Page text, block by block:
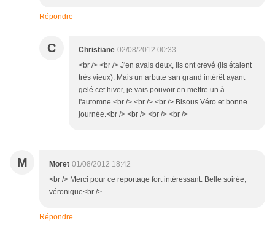
Répondre
C Christiane 02/08/2012 00:33
<br /> <br /> J'en avais deux, ils ont crevé (ils étaient
très vieux). Mais un arbute san grand intérêt ayant
gelé cet hiver, je vais pouvoir en mettre un à
l'automne.<br /> <br /> <br /> Bisous Véro et bonne
journée.<br /> <br /> <br /> <br />
M Moret 01/08/2012 18:42
<br /> Merci pour ce reportage fort intéressant. Belle soirée,
véronique<br />
Répondre